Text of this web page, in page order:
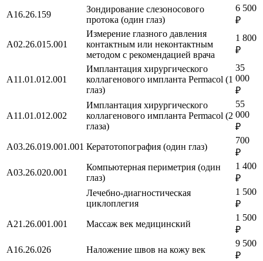
A16.26.159
Зондирование слезоносового
протока (один глаз)
6 500
₽
A02.26.015.001
Измерение глазного давления
контактным или неконтактным
методом с рекомендацией врача
1 800
₽
А11.01.012.001
Имплантация хирургического
коллагенового импланта Permacol (1
глаз)
35
000
₽
А11.01.012.002
Имплантация хирургического
коллагенового импланта Permacol (2
глаза)
55
000
₽
A03.26.019.001.001 Кератотопография (один глаз)
700
₽
A03.26.020.001
Компьютерная периметрия (один
глаз)
1 400
₽
Лечебно-диагностическая
циклоплегия
1 500
₽
A21.26.001.001
Массаж век медицинский
1 500
₽
A16.26.026
Наложение швов на кожу век
9 500
₽